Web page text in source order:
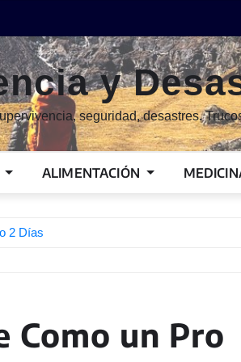
y
seguridad, desastres.
ALIMENTACIÓN
2 Días
Como un Pro